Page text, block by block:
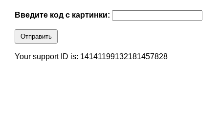
Введите код с картинки:
Отправить
Your support ID is: 14141199132181457828